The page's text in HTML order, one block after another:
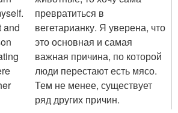
and
превратиться в
вегетарианку. Я уверена, что
это основная и самая
важная причина, по которой
люди перестают есть мясо.
Тем не менее, существует
ряд других причин.